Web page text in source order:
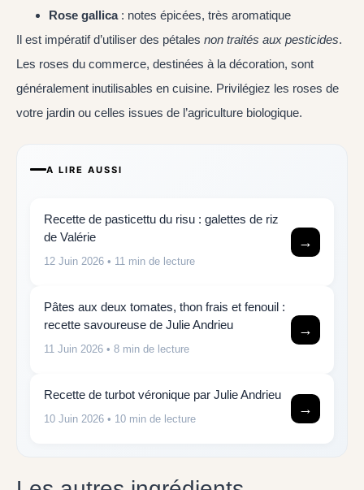
Rose gallica: notes épicées, très aromatique
Il est impératif d’utiliser des pétales non traités aux pesticides.
Les roses du commerce, destinées à la décoration, sont
généralement inutilisables en cuisine. Privilégiez les roses de
votre jardin ou celles issues de l’agriculture biologique.
A LIRE AUSSI
Recette de pasticettu du risu : galettes de riz
de Valérie
12 Juin 2026 • 11 min de lecture
→
Pâtes aux deux tomates, thon frais et fenouil :
recette savoureuse de Julie Andrieu
11 Juin 2026 • 8 min de lecture
→
Recette de turbot véronique par Julie Andrieu
10 Juin 2026 • 10 min de lecture
→